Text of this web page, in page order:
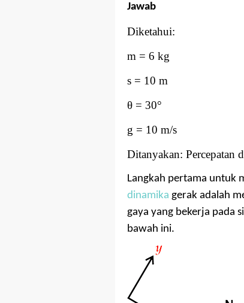
Jawab
Diketahui:
m = 6 kg
s = 10 m
θ = 30°
g = 10 m/s
Ditanyakan: Percepatan
Langkah pertama untuk
dinamika gerak adalah
gaya yang bekerja pada
bawah ini.